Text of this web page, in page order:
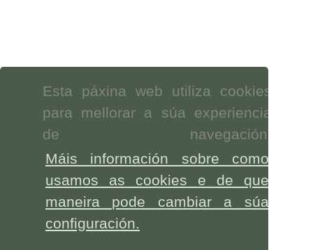
Esta páxina web utiliza cookies
para mellorar a súa experiencia
de navegación.
Máis información sobre como
usamos as cookies e de que
maneira pode cambiar a súa
configuración.